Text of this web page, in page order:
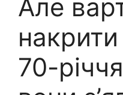
Але
накрити
70-